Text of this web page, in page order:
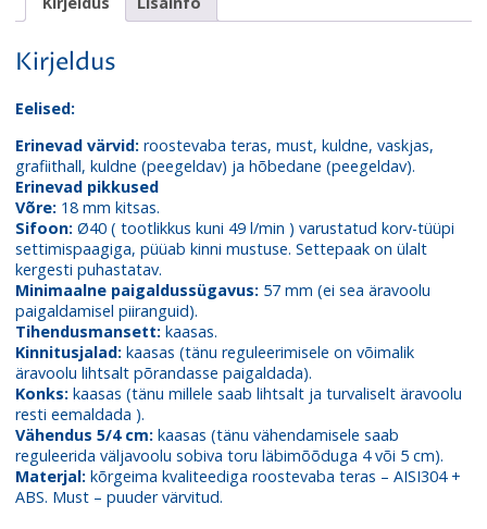
Kirjeldus
Eelised:
Erinevad värvid:roostevaba teras, must, kuldne, vaskjas,
grafiithall, kuldne (peegeldav) ja hõbedane (peegeldav).
Erinevad pikkused
Võre:18 mm kitsas.
Sifoon:Ø40 ( tootlikkus kuni 49 l/min ) varustatud korv-tüüpi
settimispaagiga, püüab kinni mustuse. Settepaak on ülalt
kergesti puhastatav.
Minimaalne paigaldussügavus:57 mm (ei sea äravoolu
paigaldamisel piiranguid).
Tihendusmansett:kaasas.
Kinnitusjalad:kaasas (tänu reguleerimisele on võimalik
äravoolu lihtsalt põrandasse paigaldada).
Konks:kaasas (tänu millele saab lihtsalt ja turvaliselt äravoolu
resti eemaldada ).
Vähendus 5/4 cm:kaasas (tänu vähendamisele saab
reguleerida väljavoolu sobiva toru läbimõõduga 4 või 5 cm).
Materjal:kõrgeima kvaliteediga roostevaba teras – AISI304 +
ABS. Must – puuder värvitud.